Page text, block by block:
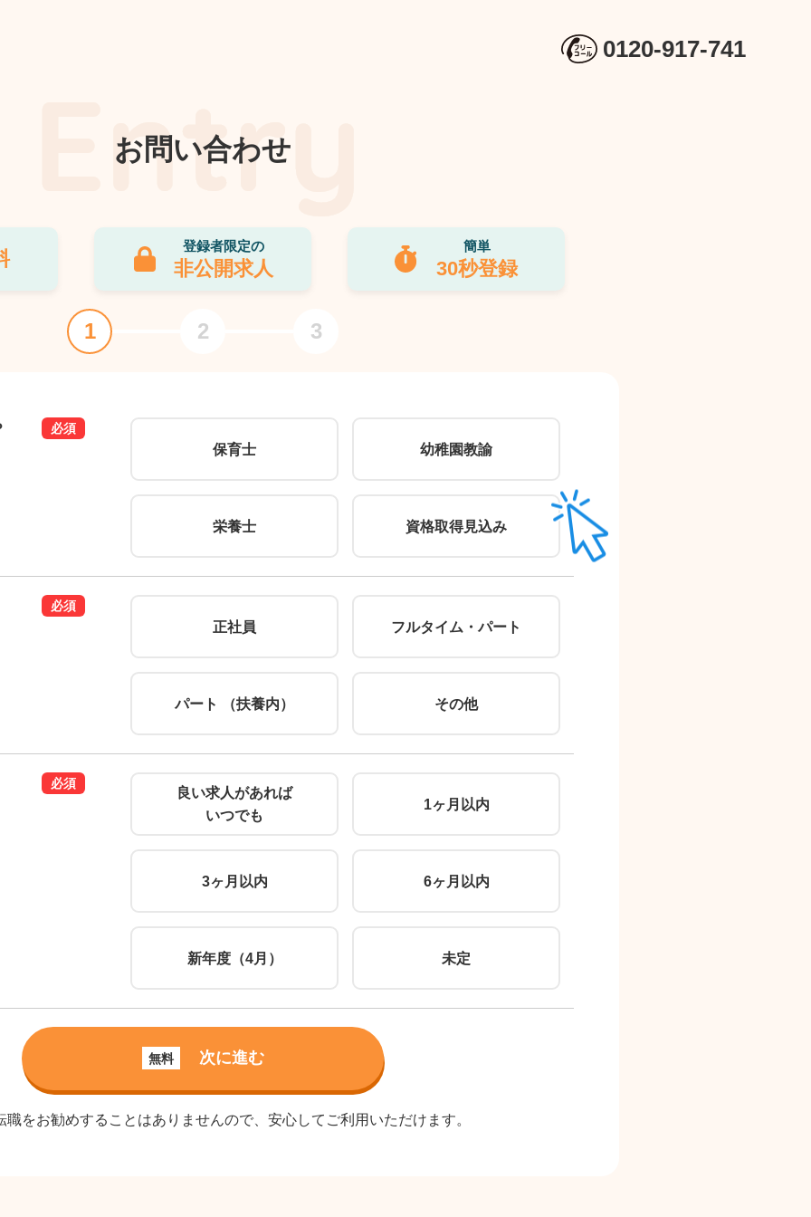
0120-917-741
お問い合わせ
登録者限定の
非公開求人
簡単
30秒登録
1 2 3
必須
保育士 幼稚園教諭
栄養士 資格取得見込み
必須
正社員 フルタイム・パート
パート （扶養内） その他
必須
良い求人があれば
いつでも
1ヶ月以内
3ヶ月以内 6ヶ月以内
新年度（4月） 未定
無料 次に進む
をお勧めすることはありませんので、安心してご利用いただけます。